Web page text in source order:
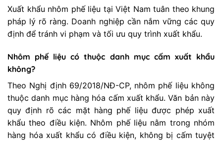
Xuất khẩu nhôm phế liệu tại Việt Nam tuân theo khung
pháp lý rõ ràng. Doanh nghiệp cần nắm vững các quy
định để tránh vi phạm và tối ưu quy trình xuất khẩu.
Nhôm phế liệu có thuộc danh mục cấm xuất khẩu
không?
Theo Nghị định 69/2018/NĐ-CP, nhôm phế liệu không
thuộc danh mục hàng hóa cấm xuất khẩu. Văn bản này
quy định rõ các mặt hàng phế liệu được phép xuất
khẩu theo điều kiện. Nhôm phế liệu nằm trong nhóm
hàng hóa xuất khẩu có điều kiện, không bị cấm tuyệt